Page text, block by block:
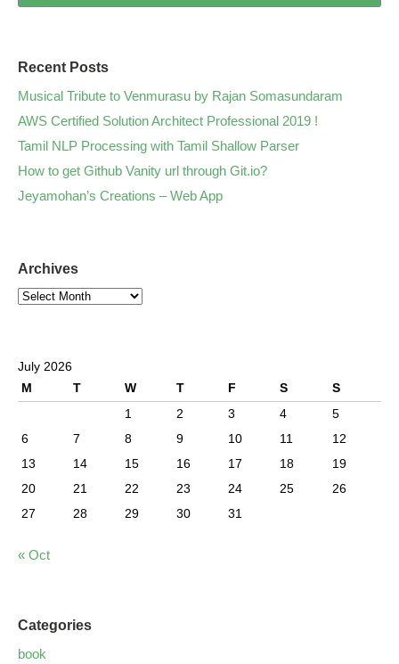
Recent Posts
Musical Tribute to Venmurasu by Rajan Somasundaram
AWS Certified Solution Architect Professional 2019 !
Tamil NLP Processing with Tamil Shallow Parser
How to get Github Vanity url through Git.io?
Jeyamohan’s Creations – Web App
Archives
July 2026
M
T W T F S
S
1
2 3 4
5
6
7 8 9 10 11
12
13
14 15 16 17 18
19
20
21 22 23 24 25
26
27
28 29 30 31
« Oct
Categories
book